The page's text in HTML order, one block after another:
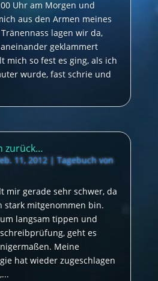
Uhr am Morgen und
aus den Armen meines
lagen wir da,
geklammert
mich so fest es ging, als ich
wurde, fast schrie und
zurück…
11, 2012| Tagebuch von
mir gerade sehr schwer, da
stark mitgenommen bin.
langsam tippen und
geht es
Meine
hat wieder zugeschlagen